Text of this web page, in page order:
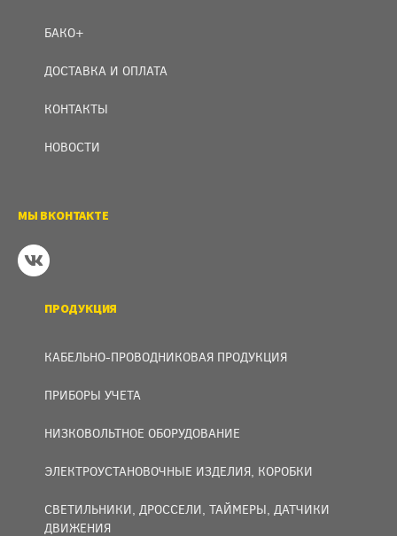
БАКО+
ДОСТАВКА И ОПЛАТА
КОНТАКТЫ
НОВОСТИ
МЫ ВКОНТАКТЕ
ПРОДУКЦИЯ
КАБЕЛЬНО-ПРОВОДНИКОВАЯ ПРОДУКЦИЯ
ПРИБОРЫ УЧЕТА
НИЗКОВОЛЬТНОЕ ОБОРУДОВАНИЕ
ЭЛЕКТРОУСТАНОВОЧНЫЕ ИЗДЕЛИЯ, КОРОБКИ
СВЕТИЛЬНИКИ, ДРОССЕЛИ, ТАЙМЕРЫ, ДАТЧИКИ
ДВИЖЕНИЯ